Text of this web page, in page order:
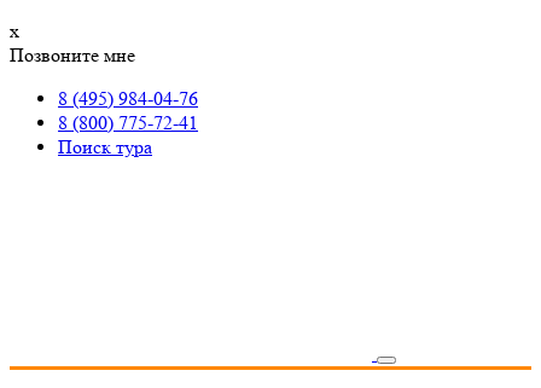
х
Позвоните мне
8 (495) 984-04-76
8 (800) 775-72-41
Поиск тура